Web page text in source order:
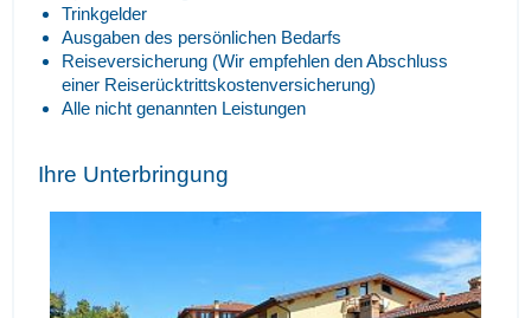
Trinkgelder
Ausgaben des persönlichen Bedarfs
Reiseversicherung (Wir empfehlen den Abschluss
einer Reiserücktrittskostenversicherung)
Alle nicht genannten Leistungen
Ihre Unterbringung